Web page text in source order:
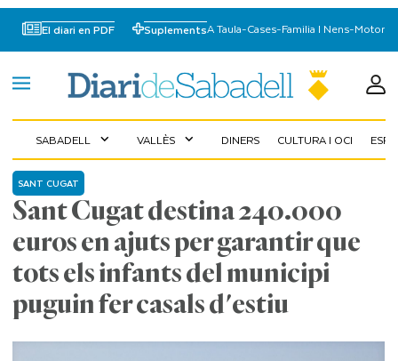
El diari en PDF SuplementsA Taula-Cases-Familia I Nens-Motor
SABADELL expand_more VALLÈS expand_more DINERS CULTURA I OCI
Sant Cugat destina 240.000
euros en ajuts per garantir que
tots els infants del municipi
puguin fer casals d'estiu
SANT CUGAT